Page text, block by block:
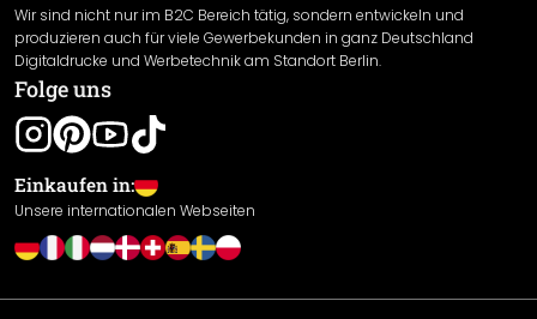
Widerrufsrecht
Datenschutzerklärung
Gewährleistung
Leistungserklärung / CE-Zeichen
Cookie Einstellungen
Wir sind nicht nur im B2C Bereich tätig, sondern entwickeln und
produzieren auch für viele Gewerbekunden in ganz Deutschland
Digitaldrucke und Werbetechnik am Standort Berlin.
Folge uns
Einkaufen in:
Unsere internationalen Webseiten